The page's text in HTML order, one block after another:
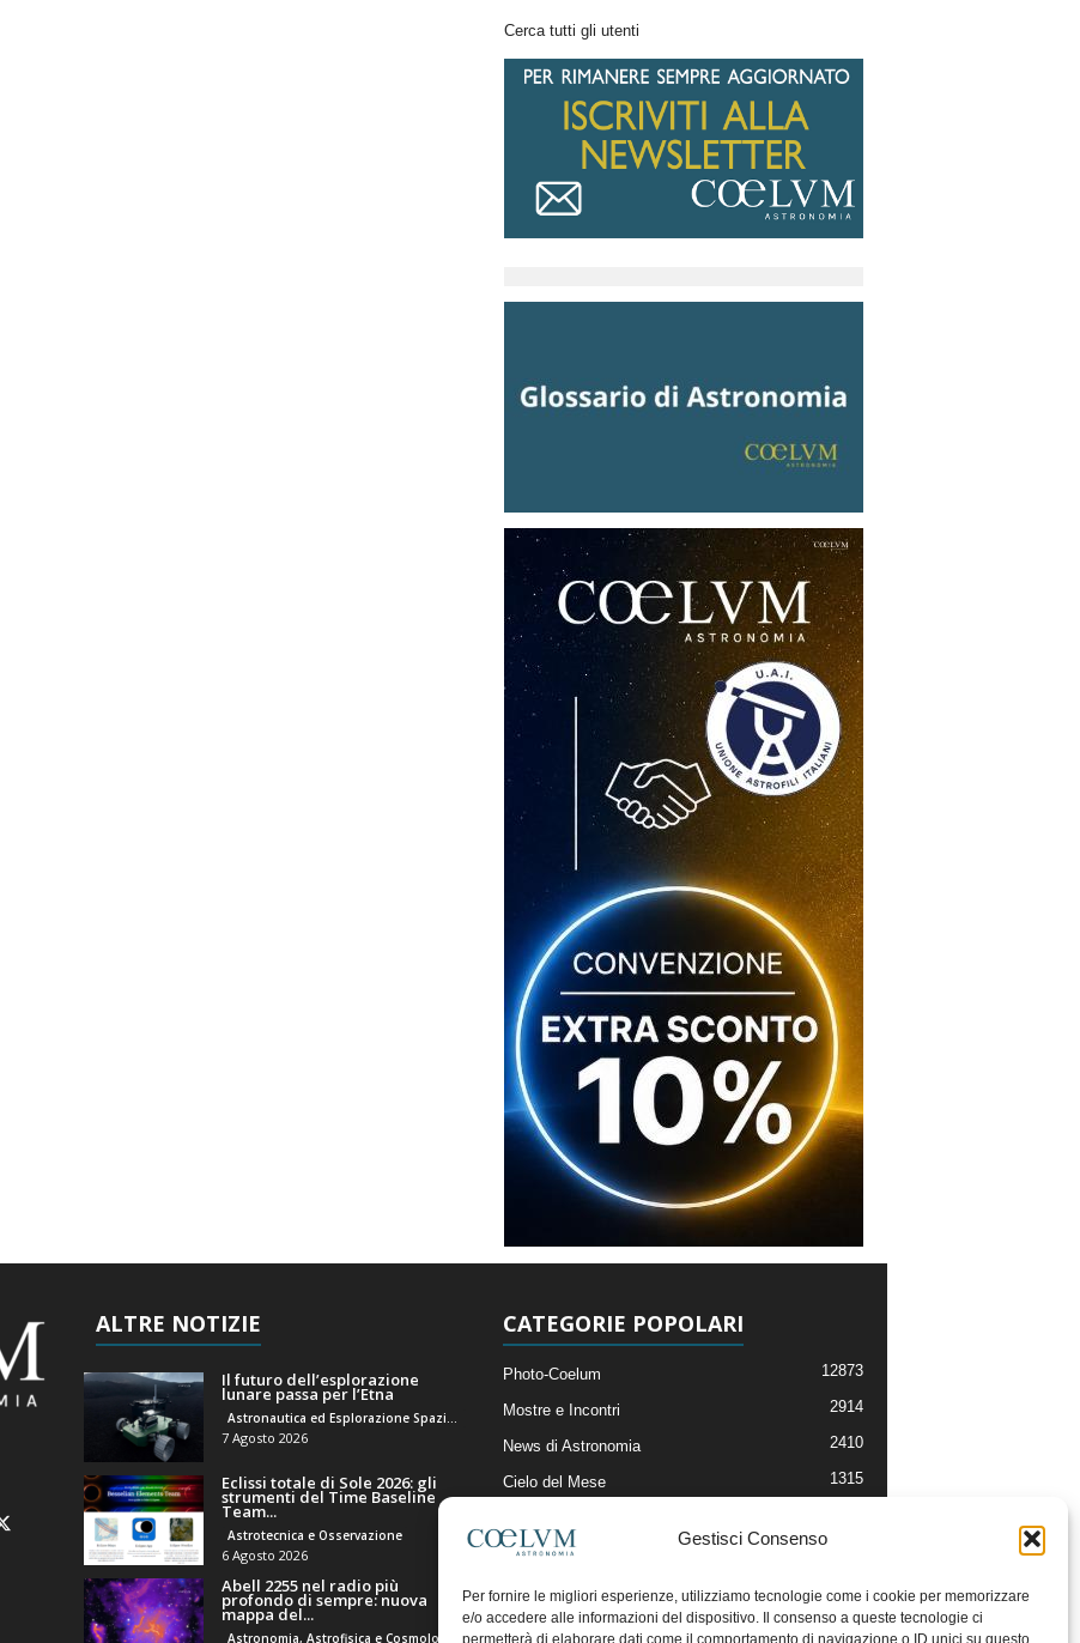
Gestisci Consenso
Per fornire le migliori esperienze, utilizziamo tecnologie come i cookie per memorizzare
e/o accedere alle informazioni del dispositivo. Il consenso a queste tecnologie ci
permetterà di elaborare dati come il comportamento di navigazione o ID unici su questo
Cerca tutti gli utenti
ALTRE NOTIZIE
Il futuro dell’esplorazione
lunare passa per l’Etna
Astronautica ed Esplorazione Spaziale
7 Agosto 2026
Eclissi totale di Sole 2026: gli
strumenti del Time Baseline
Team...
Astrotecnica e Osservazione
6 Agosto 2026
Abell 2255 nel radio più
profondo di sempre: nuova
mappa del...
Astronomia, Astrofisica e Cosmologia
CATEGORIE POPOLARI
Photo-Coelum 12873
Mostre e Incontri 2914
News di Astronomia 2410
Cielo del Mese 1315
Articoli e Risorse On-Line
Il Blog della Redazione